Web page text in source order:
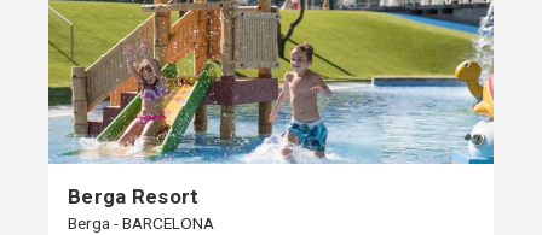
Berga Resort
Berga - BARCELONA